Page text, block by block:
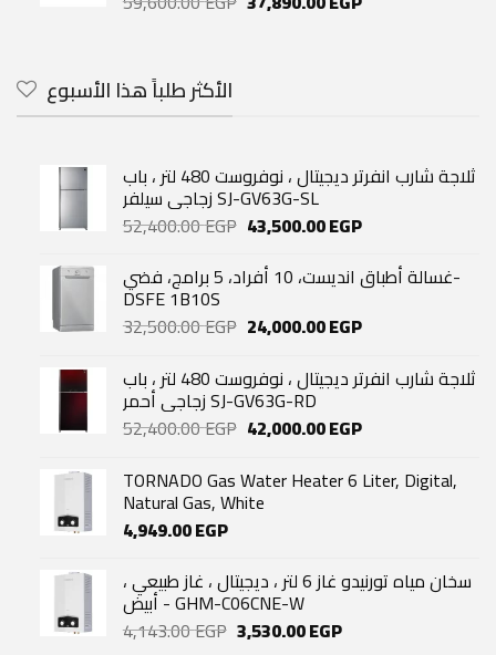
الأكثر طلباً هذا الأسبوع
ثلاجة شارب انفرتر ديجيتال ، نوفروست 480 لتر ، باب
زجاجي سيلفر SJ-GV63G-SL
52,400.00EGP Original
was:
52,400.00 EGP.
43,500.00EGPCurrent
is:
43,500.00 EGP.
غسالة أطباق انديست، 10 أفراد، 5 برامج، فضي-
DSFE 1B10S
32,500.00EGP Original
was:
32,500.00 EGP.
24,000.00EGPCurrent
is:
24,000.00 EGP.
ثلاجة شارب انفرتر ديجيتال ، نوفروست 480 لتر ، باب
زجاجي أحمر SJ-GV63G-RD
52,400.00EGP Original
was:
52,400.00 EGP.
42,000.00EGPCurrent
is:
42,000.00 EGP.
TORNADO Gas Water Heater 6 Liter, Digital,
Natural Gas, White
4,949.00EGP
سخان مياه تورنيدو غاز 6 لتر ، ديجيتال ، غاز طبيعي ،
أبيض - GHM-C06CNE-W
4,143.00EGP Original
3,530.00EGPCurrent